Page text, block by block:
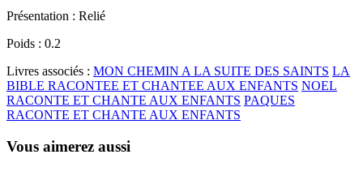
Présentation : Relié
Poids : 0.2
Livres associés : MON CHEMIN A LA SUITE DES SAINTS LA
BIBLE RACONTEE ET CHANTEE AUX ENFANTS NOEL
RACONTE ET CHANTE AUX ENFANTS PAQUES
RACONTE ET CHANTE AUX ENFANTS
Vous aimerez aussi